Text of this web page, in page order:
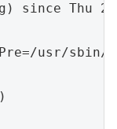
since Thu
usr/